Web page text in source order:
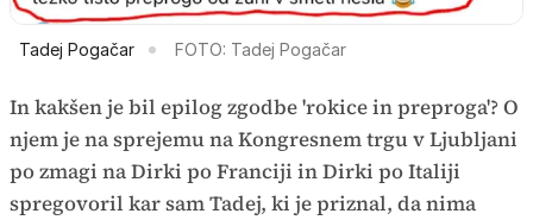
Tadej Pogačar FOTO: Tadej Pogačar
In kakšen je bil epilog zgodbe 'rokice in preproga'? O
njem je na sprejemu na Kongresnem trgu v Ljubljani
po zmagi na Dirki po Franciji in Dirki po Italiji
spregovoril kar sam Tadej, ki je priznal, da nima